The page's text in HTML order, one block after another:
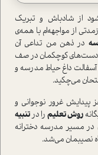
از شادباش و تبریک
از مواجهه‌ام با همه‌ی
در ذهن من تداعی آن
کوچکمان در صف
داغ حیاط مدرسه و
می‌چکید.
پیدایش غرور نوجوانی و
روش تعلیم را درتنبیه
در مسیر مدرسه دخترانه
نصیبمان می‌شد.